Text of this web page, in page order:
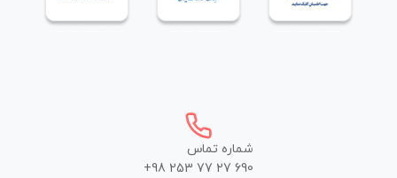
شماره تماس
+98 253 77 27 690